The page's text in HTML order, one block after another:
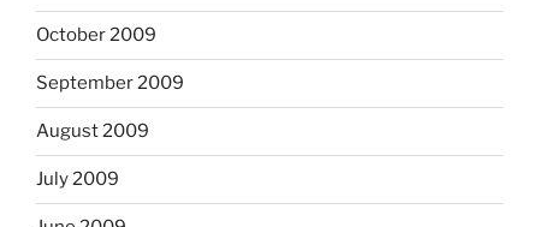
October 2009
September 2009
August 2009
July 2009